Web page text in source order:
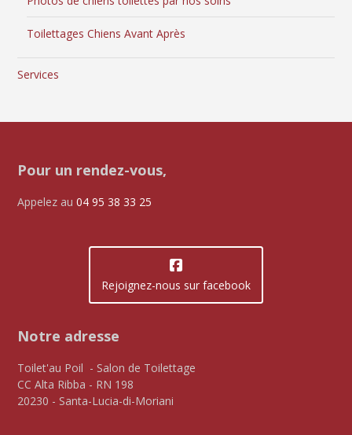
Toilettages Chiens Avant Après
Services
Pour un rendez-vous,
Appelez au04 95 38 33 25
Rejoignez-nous sur facebook
Notre adresse
Toilet'au Poil - Salon de Toilettage
CC Alta Ribba - RN 198
20230 - Santa-Lucia-di-Moriani